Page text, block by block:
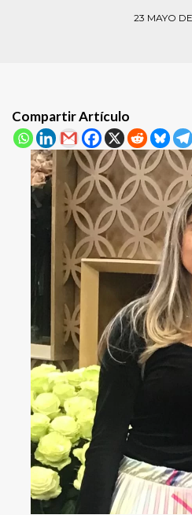
23 MAYO
Compartir Artículo